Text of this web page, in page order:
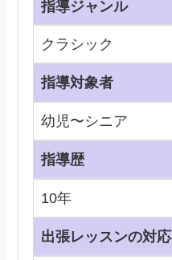
指導ジャンル
クラシック
指導対象者
幼児〜シニア
指導歴
10年
出張レッスンの対応